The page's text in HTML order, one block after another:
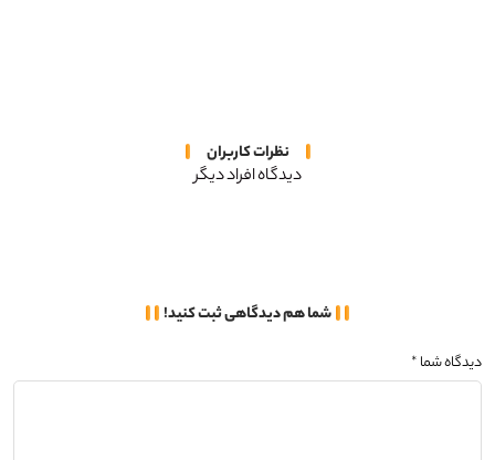
نظرات کاربران
دیدگاه افراد دیگر
شما هم دیدگاهی ثبت کنید!
دیدگاه شما *